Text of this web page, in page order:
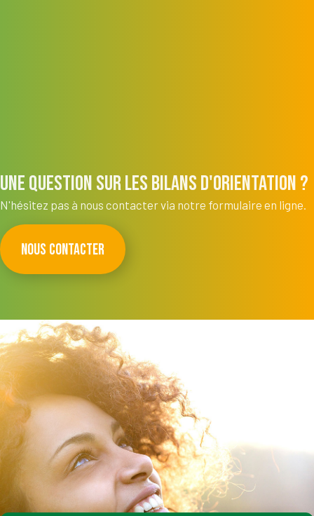
Une question sur les bilans d'orientation ?
N'hésitez pas à nous contacter via notre formulaire en ligne.
NOUS CONTACTER